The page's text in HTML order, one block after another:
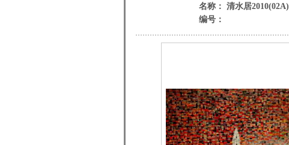
名称： 清水居2010(02A)
编号：